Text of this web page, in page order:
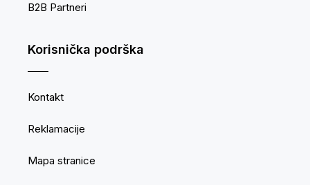
B2B Partneri
Korisnička podrška
Kontakt
Reklamacije
Mapa stranice